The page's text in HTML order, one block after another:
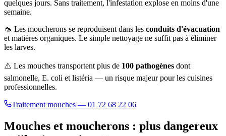
quelques jours. Sans traitement, l'infestation explose en moins d'une
semaine.
🦟 Les moucherons se reproduisent dans les conduits d'évacuation
et matières organiques. Le simple nettoyage ne suffit pas à éliminer
les larves.
⚠️ Les mouches transportent plus de 100 pathogènes dont
salmonelle, E. coli et listéria — un risque majeur pour les cuisines
professionnelles.
Traitement mouches — 01 72 68 22 06
Mouches et moucherons : plus dangereux